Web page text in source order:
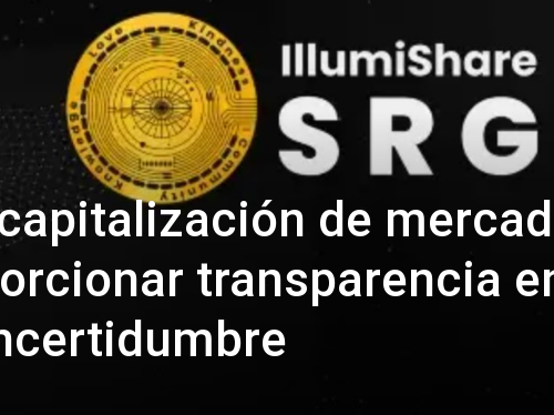
de
transparencia